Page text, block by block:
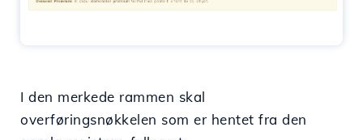
I den merkede rammen skal
overføringsnøkkelen som er hentet fra den